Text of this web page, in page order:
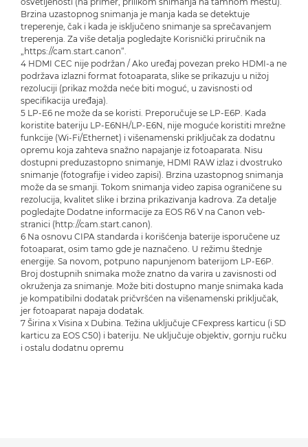
Brzina uzastopnog snimanja je manja kada se detektuje
treperenje, čak i kada je isključeno snimanje sa sprečavanjem
treperenja. Za više detalja pogledajte Korisnički priručnik na
„https://cam.start.canon“.
4 HDMI CEC nije podržan / Ako uređaj povezan preko HDMI-a ne
podržava izlazni format fotoaparata, slike se prikazuju u nižoj
rezoluciji (prikaz možda neće biti moguć, u zavisnosti od
specifikacija uređaja).
5 LP-E6 ne može da se koristi. Preporučuje se LP-E6P. Kada
koristite bateriju LP-E6NH/LP-E6N, nije moguće koristiti mrežne
funkcije (Wi-Fi/Ethernet) i višenamenski priključak za dodatnu
opremu koja zahteva snažno napajanje iz fotoaparata. Nisu
dostupni preduzastopno snimanje, HDMI RAW izlaz i dvostruko
snimanje (fotografije i video zapisi). Brzina uzastopnog snimanja
može da se smanji. Tokom snimanja video zapisa ograničene su
rezolucija, kvalitet slike i brzina prikazivanja kadrova. Za detalje
pogledajte Dodatne informacije za EOS R6 V na Canon veb-
stranici (http://cam.start.canon).
6 Na osnovu CIPA standarda i korišćenja baterije isporučene uz
fotoaparat, osim tamo gde je naznačeno. U režimu štednje
energije. Sa novom, potpuno napunjenom baterijom LP-E6P.
Broj dostupnih snimaka može znatno da varira u zavisnosti od
okruženja za snimanje. Može biti dostupno manje snimaka kada
je kompatibilni dodatak pričvršćen na višenamenski priključak,
jer fotoaparat napaja dodatak.
7 Širina x Visina x Dubina. Težina uključuje CFexpress karticu (i SD
karticu za EOS C50) i bateriju. Ne uključuje objektiv, gornju ručku
i ostalu dodatnu opremu